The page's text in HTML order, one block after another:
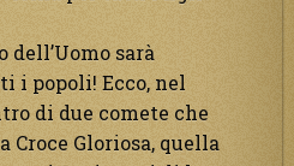
sarà
i popoli! Ecco, nel
di due comete che
Croce Gloriosa, quella